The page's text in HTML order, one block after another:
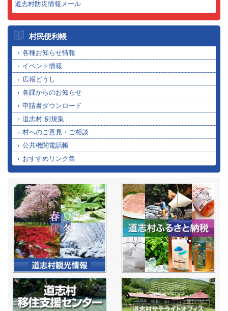
道志村防災情報メール
村民便利帳
各種お知らせ情報
イベント情報
広報どうし
各課からのお知らせ
申請書ダウンロード
道志村 例規集
村へのご意見・ご相談
公共機関電話帳
おすすめリンク集